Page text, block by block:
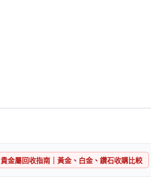
貴金屬回收指南｜黃金、白金、鑽石收購比較